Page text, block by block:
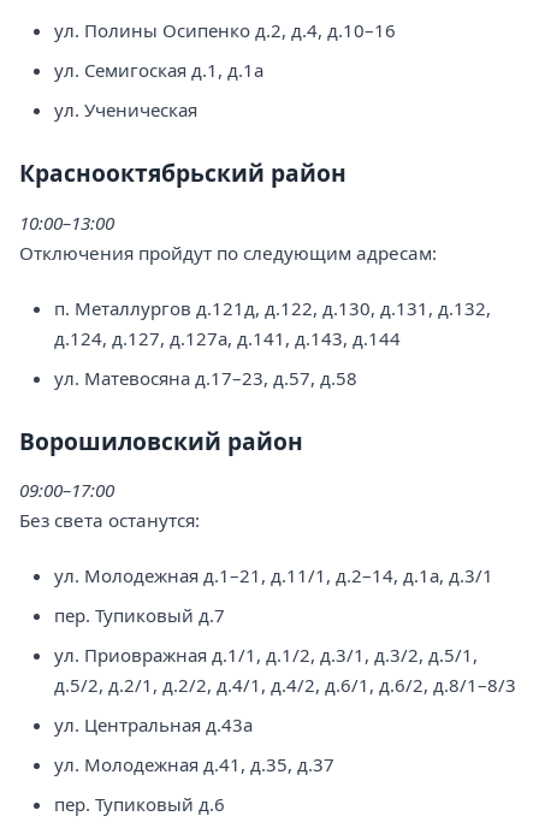
ул. Полины Осипенко д.2, д.4, д.10–16
ул. Семигоская д.1, д.1а
ул. Ученическая
Краснооктябрьский район
10:00–13:00
Отключения пройдут по следующим адресам:
п. Металлургов д.121д, д.122, д.130, д.131, д.132,
д.124, д.127, д.127а, д.141, д.143, д.144
ул. Матевосяна д.17–23, д.57, д.58
Ворошиловский район
09:00–17:00
Без света останутся:
ул. Молодежная д.1–21, д.11/1, д.2–14, д.1а, д.3/1
пер. Тупиковый д.7
ул. Приовражная д.1/1, д.1/2, д.3/1, д.3/2, д.5/1,
д.5/2, д.2/1, д.2/2, д.4/1, д.4/2, д.6/1, д.6/2, д.8/1–8/3
ул. Центральная д.43а
ул. Молодежная д.41, д.35, д.37
пер. Тупиковый д.6